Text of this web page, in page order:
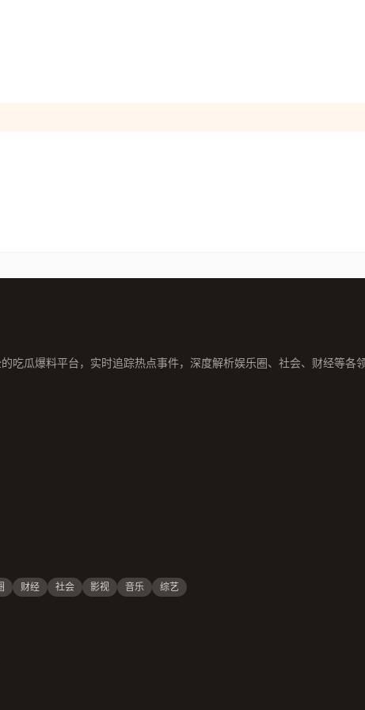
吃瓜爆料平台，实时追踪热点事件，深度解析娱乐圈、社会、财经等各
财经 社会 影视 音乐 综艺